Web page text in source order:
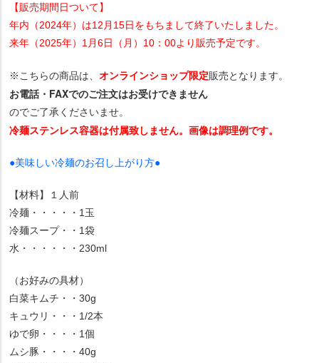
【販売期間日ついて】
年内（2024年）は12月15日をもちまして終了いたしました。
来年（2025年）1月6日（月）10：00より販売予定です。
※こちらの商品は、オンラインショップ限定販売となります。
お電話・FAXでのご注文はお受けできません
のでご了承くださいませ。
冷麺ステンレス容器は付属致しません。画像は調理例です。
●美味しい冷麺のお召し上がり方●
【材料】１人前
冷麺・・・・・1玉
冷麺スープ・・1袋
水・・・・・・230ml
（お好みの具材）
白菜キムチ・・30g
キュウリ・・・1/2本
ゆで卵・・・・1個
ムシ豚・・・・40g